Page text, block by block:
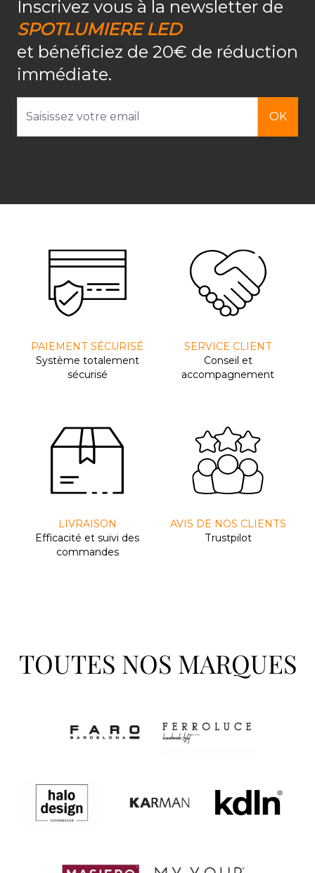
Inscrivez vous à la newsletter de
SPOTLUMIERE LED
et bénéficiez de 20€ de réduction
immédiate.
OK
PAIEMENT SÉCURISÉ
Système totalement
sécurisé
SERVICE CLIENT
Conseil et
accompagnement
LIVRAISON
Efﬁcacité et suivi des
commandes
AVIS DE NOS CLIENTS
Trustpilot
TOUTES NOS MARQUES